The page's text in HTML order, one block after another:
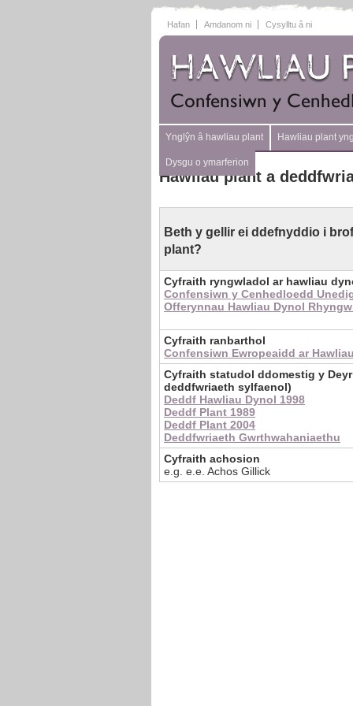
Hafan Amdanom ni Cysylltu â ni
Ynglŷn â hawliau plant Hawliau plant
Dysgu o ymarferion
Hawliau plant a
Beth y gellir ei ddefnyddio i
plant?
Cyfraith ryngwladol ar hawliau
Confensiwn y Cenhedloedd
Offerynnau Hawliau Dynol
Cyfraith ranbarthol
Confensiwn Ewropeaidd ar
Cyfraith statudol ddomestig y
deddfwriaeth sylfaenol)
Deddf Hawliau Dynol 1998
Deddf Plant 1989
Deddf Plant 2004
Deddfwriaeth Gwrthwahaniaethu
Cyfraith achosion
e.g. e.e. Achos Gillick